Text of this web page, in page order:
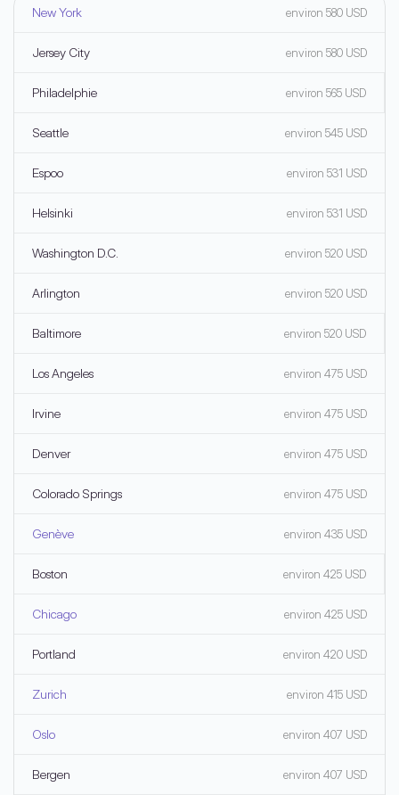
New York environ 580 USD
Jersey City environ 580 USD
Philadelphie environ 565 USD
Seattle environ 545 USD
Espoo environ 531 USD
Helsinki environ 531 USD
Washington D.C. environ 520 USD
Arlington environ 520 USD
Baltimore environ 520 USD
Los Angeles environ 475 USD
Irvine environ 475 USD
Denver environ 475 USD
Colorado Springs environ 475 USD
Genève environ 435 USD
Boston environ 425 USD
Chicago environ 425 USD
Portland environ 420 USD
Zurich environ 415 USD
Oslo environ 407 USD
Bergen environ 407 USD